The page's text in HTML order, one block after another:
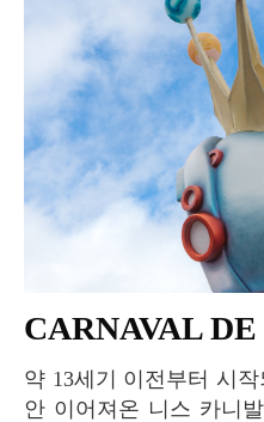
CARNAVAL
약 13세기 이전부터 시작되어 700년이 넘는 기간 동
안 이어져온 니스 카니